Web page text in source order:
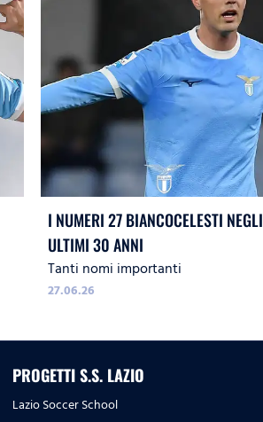
I NUMERI 27 BIANCOCELESTI NEGLI
ULTIMI 30 ANNI
Tanti nomi importanti
27.06.26
PROGETTI S.S. LAZIO
Lazio Soccer School